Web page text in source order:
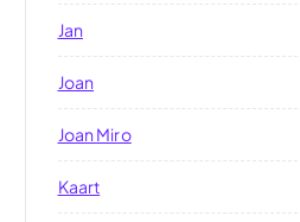
Jan
Joan
Joan Miro
Kaart